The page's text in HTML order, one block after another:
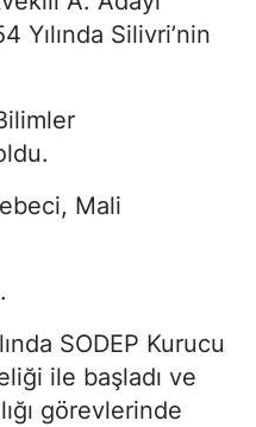
Yılında Silivri’nin
Mali
SODEP Kurucu
ile başladı ve
görevlerinde